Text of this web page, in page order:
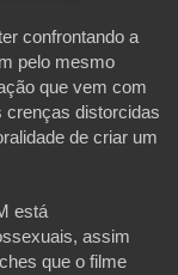
confrontando a
pelo mesmo
que vem com
crenças distorcidas
de criar um
está
assim
que o filme